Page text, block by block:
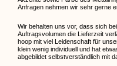
Anfragen nehmen wir sehr gerne
Wir behalten uns vor, dass sich
Auftragsvolumen die Lieferzeit
hoop mit viel Leidenschaft für
klein wenig individuell und hat
abgebildet selbstverständlich mit